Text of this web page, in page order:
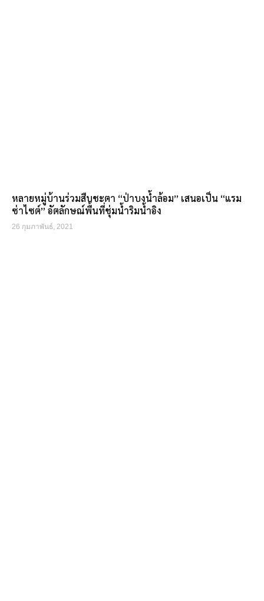
หลายหมู่บ้านร่วมสืบชะตา “ป่าบงน้ำล้อม” เสนอเป็น “แรม
ซ่าไซต์” อัตลักษณ์พื้นที่ชุ่มน้ำริมน้ำอิง
26 กุมภาพันธ์, 2021